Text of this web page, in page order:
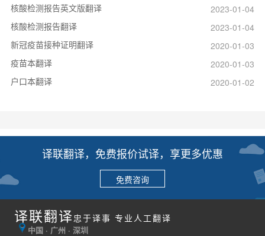
核酸检测报告英文版翻译
2023-01-04
核酸检测报告翻译
2023-01-04
新冠疫苗接种证明翻译
2020-01-03
疫苗本翻译
2020-01-03
户口本翻译
2020-01-02
译联翻译，免费报价试译，享更多优惠
免费咨询
译联翻译 忠于译事 专业人工翻译
中国 · 广州 · 深圳